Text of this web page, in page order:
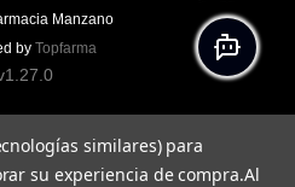
Manzano
by Topfarma
similares) para
su experiencia de compra.Al